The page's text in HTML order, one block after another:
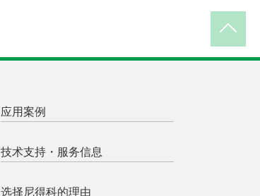
应用案例
技术支持・服务信息
选择尼得科的理由